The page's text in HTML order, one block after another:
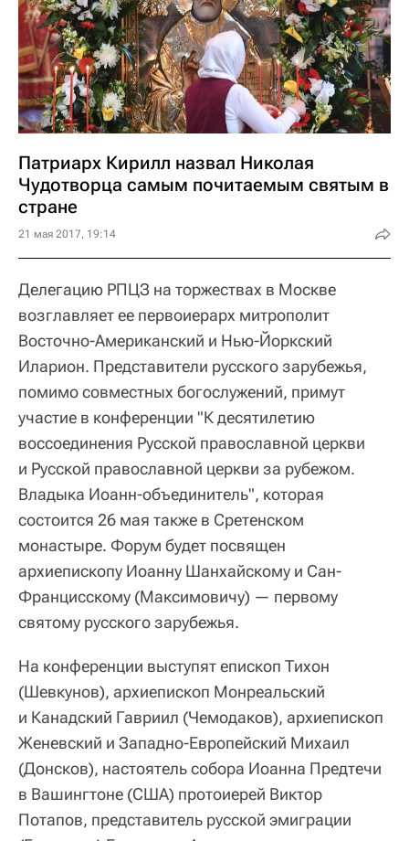
Патриарх Кирилл назвал Николая
Чудотворца самым почитаемым святым в
стране
21 мая 2017, 19:14
Делегацию РПЦЗ на торжествах в Москве
возглавляет ее первоиерарх митрополит
Восточно-Американский и Нью-Йоркский
Иларион. Представители русского зарубежья,
помимо совместных богослужений, примут
участие в конференции "К десятилетию
воссоединения Русской православной церкви
и Русской православной церкви за рубежом.
Владыка Иоанн-объединитель", которая
состоится 26 мая также в Сретенском
монастыре. Форум будет посвящен
архиепископу Иоанну Шанхайскому и Сан-
Францисскому (Максимовичу) — первому
святому русского зарубежья.
На конференции выступят епископ Тихон
(Шевкунов), архиепископ Монреальский
и Канадский Гавриил (Чемодаков), архиепископ
Женевский и Западно-Европейский Михаил
(Донсков), настоятель собора Иоанна Предтечи
в Вашингтоне (США) протоиерей Виктор
Потапов, представитель русской эмиграции